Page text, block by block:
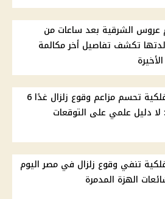
عروس الشرقية بعد ساعات من
تكشف تفاصيل أخر مكالمة
البحوث الفلكية تحسم مزاعم وقوع زلزال غدًا 6
دليل علمي على التوقعات
تنفي وقوع زلزال في مصر اليوم
الهزة المدمرة